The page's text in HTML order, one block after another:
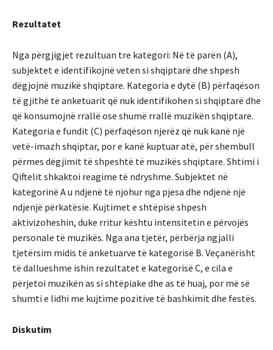
Rezultatet
Nga përgjigjet rezultuan tre kategori: Në të parën (A),
subjektet e identifikojnë veten si shqiptarë dhe shpesh
dëgjojnë muzikë shqiptare. Kategoria e dytë (B) përfaqëson
të gjithë të anketuarit që nuk identifikohen si shqiptarë dhe
që konsumojnë rrallë ose shumë rrallë muzikën shqiptare.
Kategoria e fundit (C) përfaqëson njerëz që nuk kanë një
vetë-imazh shqiptar, por e kanë kuptuar atë, për shembull
përmes dëgjimit të shpeshtë të muzikës shqiptare. Shtimi i
Qiftelit shkaktoi reagime të ndryshme. Subjektet në
kategorinë A u ndjenë të njohur nga pjesa dhe ndjenë një
ndjenjë përkatësie. Kujtimet e shtëpisë shpesh
aktivizoheshin, duke rritur kështu intensitetin e përvojës
personale të muzikës. Nga ana tjetër, përbërja ngjalli
tjetërsim midis të anketuarve të kategorisë B. Veçanërisht
të dallueshme ishin rezultatet e kategorisë C, e cila e
përjetoi muzikën as si shtëpiake dhe as të huaj, por më së
shumti e lidhi me kujtime pozitive të bashkimit dhe festës.
Diskutim